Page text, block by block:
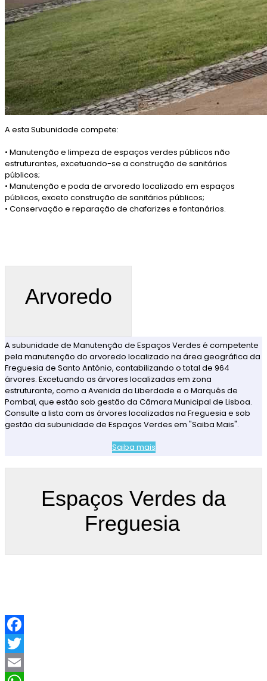
A esta Subunidade compete:
• Manutenção e limpeza de espaços verdes públicos não
estruturantes, excetuando-se a construção de sanitários
públicos;
• Manutenção e poda de arvoredo localizado em espaços
públicos, exceto construção de sanitários públicos;
• Conservação e reparação de chafarizes e fontanários.
Arvoredo
A subunidade de Manutenção de Espaços Verdes é competente
pela manutenção do arvoredo localizado na área geográfica da
Freguesia de Santo António, contabilizando o total de 964
árvores. Excetuando as árvores localizadas em zona
estruturante, como a Avenida da Liberdade e o Marquês de
Pombal, que estão sob gestão da Câmara Municipal de Lisboa.
Consulte a lista com as árvores localizadas na Freguesia e sob
gestão da subunidade de Espaços Verdes em "Saiba Mais".
Saiba mais
Espaços Verdes da
Freguesia
F
a
T